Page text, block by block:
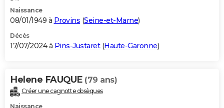
Naissance
08/01/1949 à Provins (Seine-et-Marne)
Décès
17/07/2024 à Pins-Justaret(Haute-Garonne)
Helene FAUQUE (79 ans)
Créer une cagnotte obsèques
Naissance